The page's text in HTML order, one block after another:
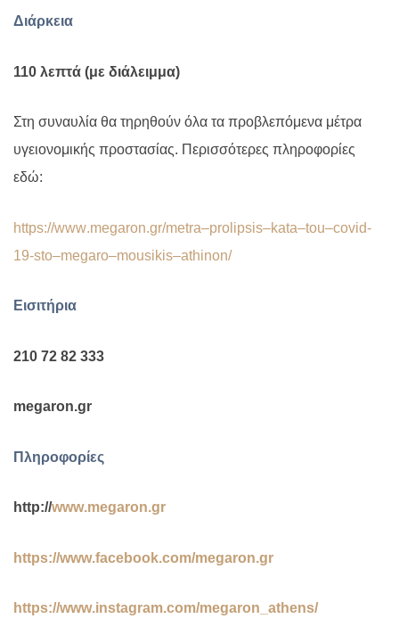
Διάρκεια
110 λεπτά (με διάλειμμα)
Στη συναυλία θα τηρηθούν όλα τα προβλεπόμενα μέτρα
υγειονομικής προστασίας. Περισσότερες πληροφορίες
εδώ:
https://www.megaron.gr/metra–prolipsis–kata–tou–covid-
19-sto–megaro–mousikis–athinon/
Eισιτήρια
210 72 82 333
megaron.gr
Πληροφορίες
http://www.megaron.gr
https://www.facebook.com/megaron.gr
https://www.instagram.com/megaron athens/